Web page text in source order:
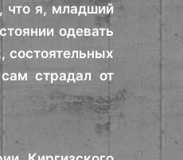
что я, младший
одевать
страдал от